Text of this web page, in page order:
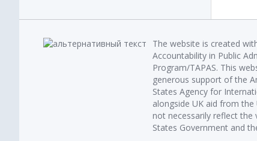
The website is created
Accountability in Public
Program/TAPAS. This
generous support of the
States Agency for
alongside UK aid from
not necessarily reflect the
States Government and